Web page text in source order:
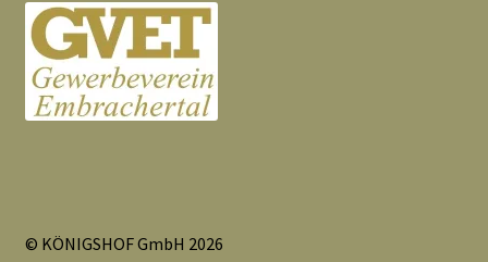
© KÖNIGSHOF GmbH 2026